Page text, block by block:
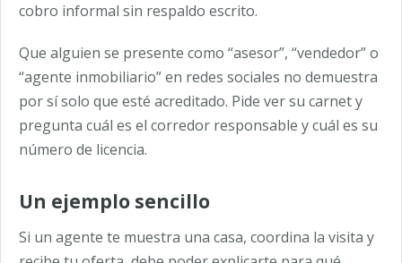
cobro informal sin respaldo escrito.
Que alguien se presente como “asesor”, “vendedor” o
“agente inmobiliario” en redes sociales no demuestra
por sí solo que esté acreditado. Pide ver su carnet y
pregunta cuál es el corredor responsable y cuál es su
número de licencia.
Un ejemplo sencillo
Si un agente te muestra una casa, coordina la visita y